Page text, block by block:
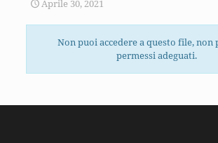
Aprile 30, 2021
Non puoi accedere a questo file, non
permessi adeguati.